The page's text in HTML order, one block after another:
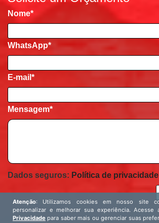
Nome*
WhatsApp*
E-mail *
Mensagem*
Dados seguros: Política de privacidade